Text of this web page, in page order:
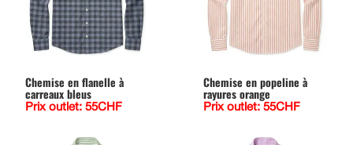
Chemise en flanelle à
carreaux bleus
Prix outlet: 55CHF
Chemise en popeline à
rayures orange
Prix outlet: 55CHF